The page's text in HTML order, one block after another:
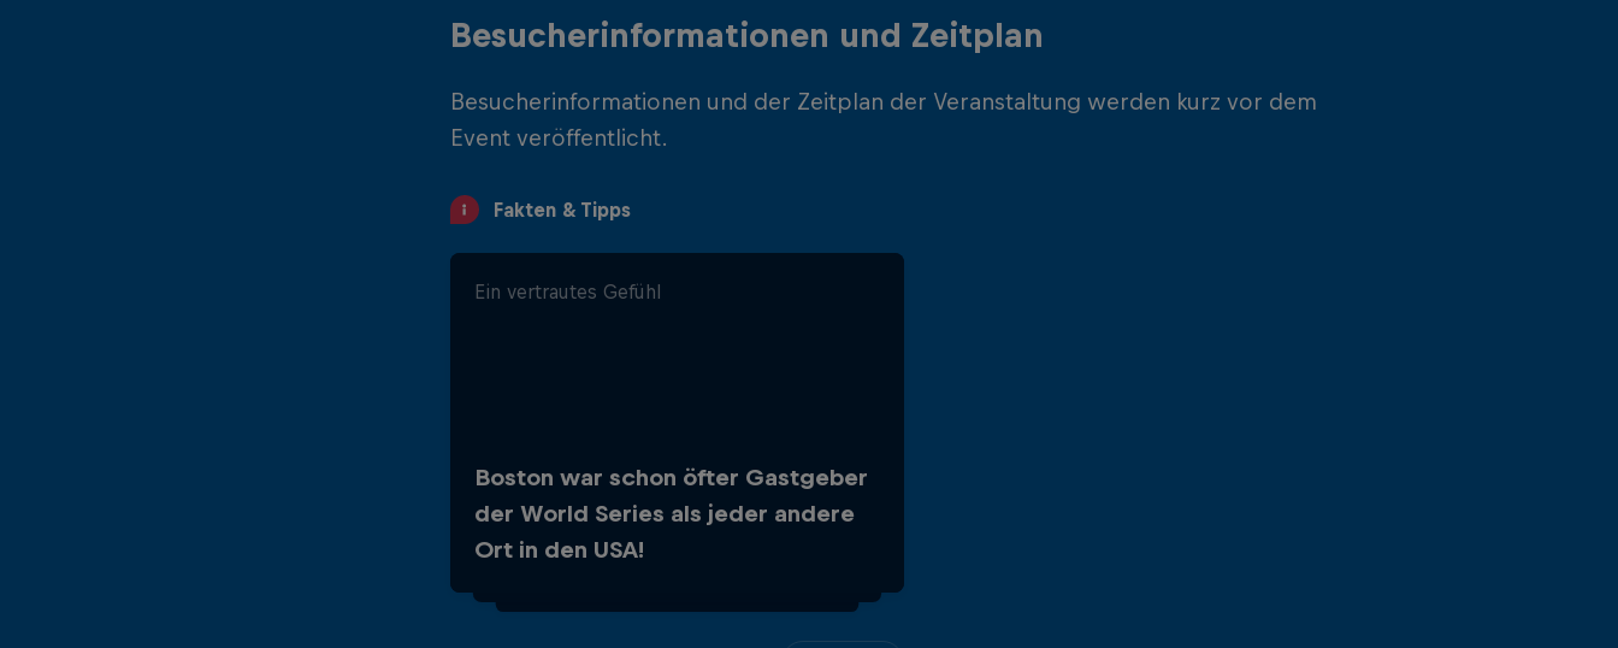
Besucherinformationen und Zeitplan
Besucherinformationen und der Zeitplan der Veranstaltung werden kurz vor dem
Event veröffentlicht.
Fakten & Tipps
Ein vertrautes Gefühl
Boston war schon öfter Gastgeber
der World Series als jeder andere
Ort in den USA!
Im Jahr 2024 hat die Red Bull Cliff
Diving World Series in Boston ihren
100. Stopp gefeiert.